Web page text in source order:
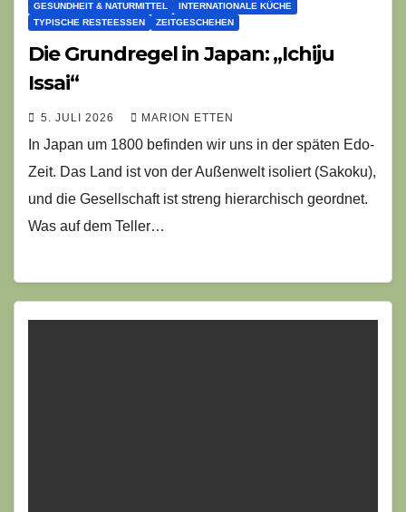
GESUNDHEIT & NATURMITTEL
INTERNATIONALE KÜCHE
TYPISCHE RESTEESSEN
ZEITGESCHEHEN
Die Grundregel in Japan: „Ichiju
Issai“
5. JULI 2026 MARION ETTEN
In Japan um 1800 befinden wir uns in der späten Edo-
Zeit. Das Land ist von der Außenwelt isoliert (Sakoku),
und die Gesellschaft ist streng hierarchisch geordnet.
Was auf dem Teller…